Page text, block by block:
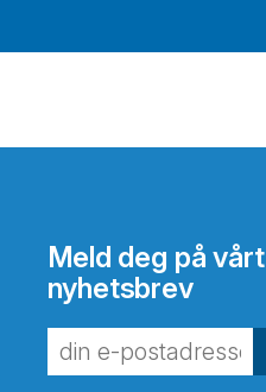
Meld deg på vårt
nyhetsbrev